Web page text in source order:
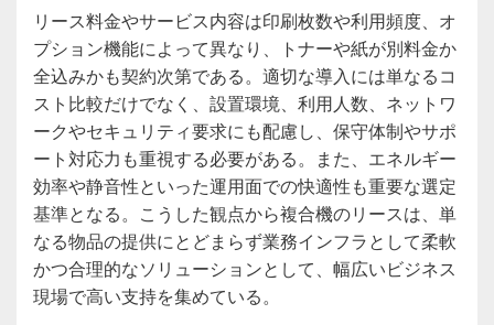
リース料金やサービス内容は印刷枚数や利用頻度、オ
プション機能によって異なり、トナーや紙が別料金か
全込みかも契約次第である。適切な導入には単なるコ
スト比較だけでなく、設置環境、利用人数、ネットワ
ークやセキュリティ要求にも配慮し、保守体制やサポ
ート対応力も重視する必要がある。また、エネルギー
効率や静音性といった運用面での快適性も重要な選定
基準となる。こうした観点から複合機のリースは、単
なる物品の提供にとどまらず業務インフラとして柔軟
かつ合理的なソリューションとして、幅広いビジネス
現場で高い支持を集めている。